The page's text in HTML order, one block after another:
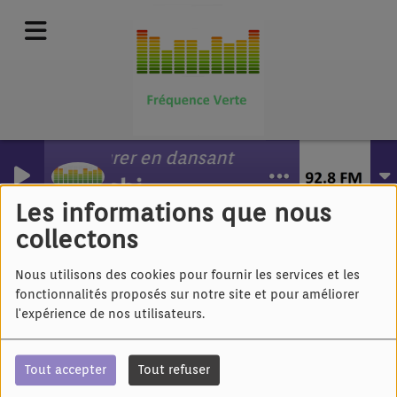
Les informations que nous
collectons
Nous utilisons des cookies pour fournir les services et les
fonctionnalités proposés sur notre site et pour améliorer
l'expérience de nos utilisateurs.
Tout accepter Tout refuser
Pleurer en dansant
Hoshi
Julien Doré - La fièvre